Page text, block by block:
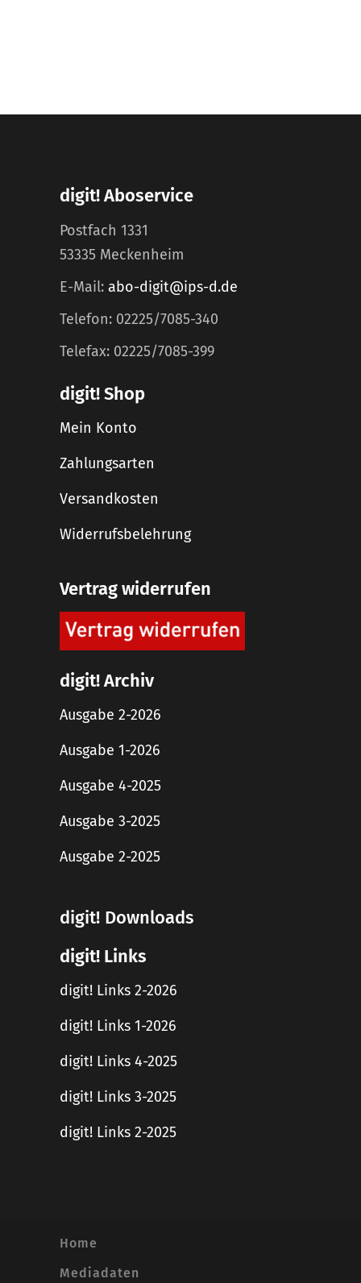
digit! Aboservice
Postfach 1331
53335 Meckenheim
E-Mail: abo-digit@ips-d.de
Telefon: 02225/7085-340
Telefax: 02225/7085-399
digit! Shop
Mein Konto
Zahlungsarten
Versandkosten
Widerrufsbelehrung
Vertrag widerrufen
digit! Archiv
Ausgabe 2-2026
Ausgabe 1-2026
Ausgabe 4-2025
Ausgabe 3-2025
Ausgabe 2-2025
digit! Downloads
digit! Links
digit! Links 2-2026
digit! Links 1-2026
digit! Links 4-2025
digit! Links 3-2025
digit! Links 2-2025
Home
Mediadaten